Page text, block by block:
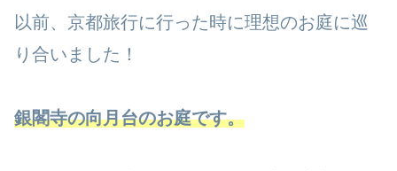
以前、京都旅行に行った時に理想のお庭に巡
り合いました！
銀閣寺の向月台のお庭です。